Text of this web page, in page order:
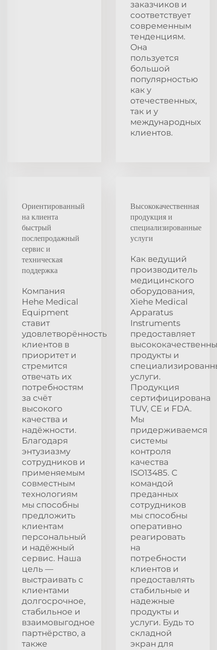
заказчиков и
соответствует
современным
тенденциям.
Она
пользуется
большой
популярностью
как у
отечественных,
так и у
международных
клиентов.
Ориентированный
на клиента
быстрый
послепродажный
сервис и
техническая
поддержка
Компания
Hehe Medical
Equipment
ставит
удовлетворённость
клиентов в
приоритет и
стремится
отвечать их
потребностям
за счёт
высокого
качества и
надёжности.
Благодаря
энтузиазму
сотрудников и
применяемым
совместным
технологиям
мы способны
предложить
клиентам
персональный
и надёжный
сервис. Наша
цель —
выстраивать с
клиентами
долгосрочное,
стабильное и
взаимовыгодное
партнёрство, а
также
Высококачественная
продукция и
специализированные
услуги
Как ведущий
производитель
медицинского
оборудования,
Xiehe Medical
Apparatus
Instruments
предоставляет
продукты и
услуги.
Продукция
сертифицирована
TUV, CE и FDA.
Мы
придерживаемся
системы
контроля
качества
ISO13485. С
командой
преданных
сотрудников
мы способны
оперативно
реагировать
на
потребности
клиентов и
предоставлять
стабильные и
надежные
продукты и
услуги. Будь то
складной
экран для